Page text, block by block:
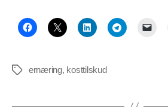
Tagsernæring, kosttilskud